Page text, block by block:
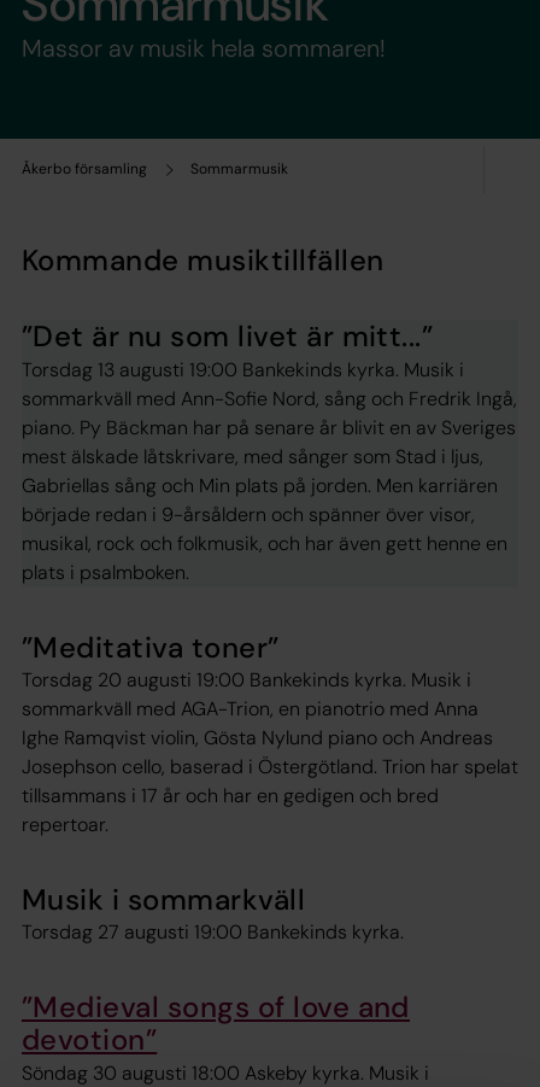
Åkerbo församling Sommarmusik
Massor av musik hela sommaren!
Kommande musiktillfällen
”Det är nu som livet är mitt...”
Torsdag 13 augusti 19:00 Bankekinds kyrka. Musik i
sommarkväll med Ann-Sofie Nord, sång och Fredrik Ingå,
piano. Py Bäckman har på senare år blivit en av Sveriges
mest älskade låtskrivare, med sånger som Stad i ljus,
Gabriellas sång och Min plats på jorden. Men karriären
började redan i 9-årsåldern och spänner över visor,
musikal, rock och folkmusik, och har även gett henne en
plats i psalmboken.
”Meditativa toner”
Torsdag 20 augusti 19:00 Bankekinds kyrka. Musik i
sommarkväll med AGA-Trion, en pianotrio med Anna
Ighe Ramqvist violin, Gösta Nylund piano och Andreas
Josephson cello, baserad i Östergötland. Trion har spelat
tillsammans i 17 år och har en gedigen och bred
repertoar.
Musik i sommarkväll
Torsdag 27 augusti 19:00 Bankekinds kyrka.
”Medieval songs of love and
devotion”
Söndag 30 augusti 18:00 Askeby kyrka. Musik i